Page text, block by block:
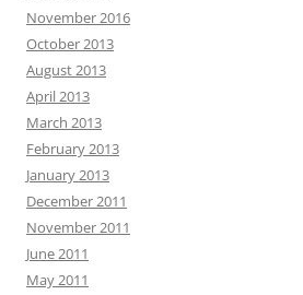
November 2016
October 2013
August 2013
April 2013
March 2013
February 2013
January 2013
December 2011
November 2011
June 2011
May 2011